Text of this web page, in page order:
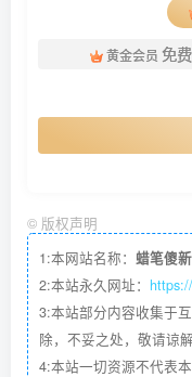
黄金会员 免费
© 版权声明
1:本网站名称： 蜡笔傻新
2:本站永久网址：
3:本站部分内容收集于
除，不妥之处，敬请谅解
4:本站一切资源不代表